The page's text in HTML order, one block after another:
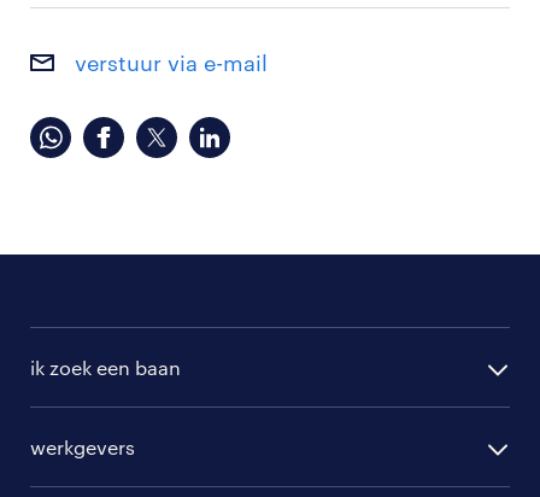
verstuur via e-mail
ik zoek een baan
werkgevers